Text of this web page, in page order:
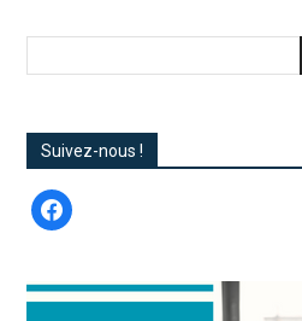
Suivez-nous !
facebook